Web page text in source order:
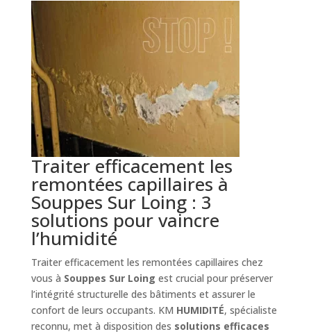
Traiter efficacement les
remontées capillaires à
Souppes Sur Loing : 3
solutions pour vaincre
l’humidité
Traiter efficacement les remontées capillaires chez
vous à Souppes Sur Loing est crucial pour préserver
l’intégrité structurelle des bâtiments et assurer le
confort de leurs occupants. KM HUMIDITÉ, spécialiste
reconnu, met à disposition des solutions efficaces